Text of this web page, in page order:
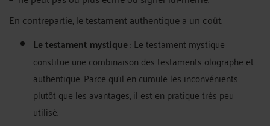
En contrepartie, le testament authentique a un coût.
Le testament mystique: Le testament mystique
constitue une combinaison des testaments olographe et
authentique. Parce qu’il en cumule les inconvénients
plutôt que les avantages, il est en pratique très peu
utilisé.